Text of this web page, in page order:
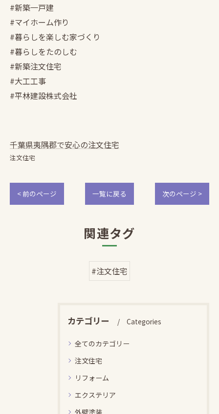
#新築一戸建
#マイホーム作り
#暮らしを楽しむ家づくり
#暮らしをたのしむ
#新築注文住宅
#大工工事
#平林建設株式会社
千葉県夷隅郡で安心の注文住宅
注文住宅
< 前のページ 一覧に戻る 次のページ >
関連タグ
#注文住宅
カテゴリー Categories
全てのカテゴリー
注文住宅
リフォーム
エクステリア
外壁塗装